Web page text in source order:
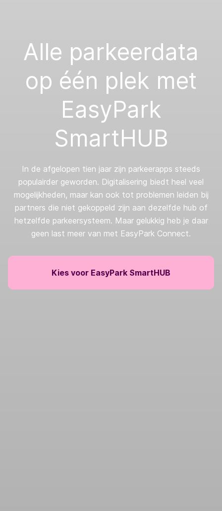
Alle parkeerdata
op één plek met
EasyPark
SmartHUB
In de afgelopen tien jaar zijn parkeerapps steeds
populairder geworden. Digitalisering biedt heel veel
mogelijkheden, maar kan ook tot problemen leiden bij
partners die niet gekoppeld zijn aan dezelfde hub of
hetzelfde parkeersysteem. Maar gelukkig heb je daar
geen last meer van met EasyPark Connect.
Kies voor EasyPark SmartHUB